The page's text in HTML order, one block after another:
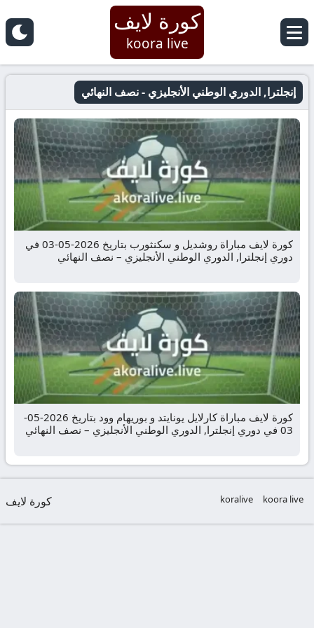
كورة لايف
koora live
إنجلترا, الدوري الوطني الأنجليزي - نصف النهائي
كورة لايف مباراة روشديل و سكنثورب بتاريخ 2026-05-03 في
دوري إنجلترا, الدوري الوطني الأنجليزي – نصف النهائي
كورة لايف مباراة كارلايل يونايتد و بوريهام وود بتاريخ 2026-05-
03 في دوري إنجلترا, الدوري الوطني الأنجليزي – نصف النهائي
koora live
koralive كورة لايف